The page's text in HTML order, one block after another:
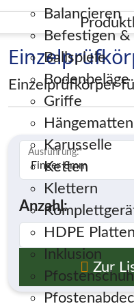
Balancieren
Befestigen &
Ballspiele
Bodenbeläge
Griffe
Hängematten
Karusselle
Ketten
Klettern
HDPE Platten
Inklusion
Einzelprüfkörper
Ausführung:*
Anzahl:
Zur